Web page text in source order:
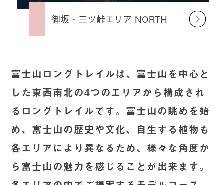
御坂・三ツ峠エリア NORTH
富士山ロングトレイルは、富士山を中心と
した東西南北の4つのエリアから構成され
るロングトレイルです。富士山の眺めを始
め、富士山の歴史や文化、自生する植物も
各エリアにより異なるため、様々な角度か
ら富士山の魅力を感じることが出来ます。